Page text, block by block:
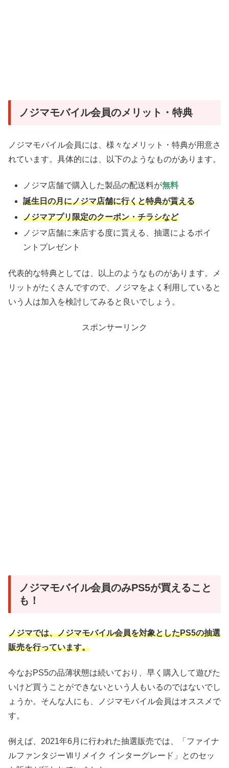
ノジマモバイル会員のメリット・特典
ノジマモバイル会員には、様々なメリット・特典が用意さ
れています。具体的には、以下のようなものがあります。
ノジマ店舗で購入した製品の配送料が無料
誕生日の月にノジマ店舗に行くと特典が貰える
ノジマアプリ限定のクーポン・チラシなど
ノジマ店舗に来店する度に貰える、抽選によるポイ
ントプレゼント
代表的な特典としては、以上のようなものがあります。メ
リットがたくさんですので、ノジマをよく利用していると
いう人は加入を検討してみると良いでしょう。
スポンサーリンク
ノジマモバイル会員のみPS5が買えること
も！
ノジマでは、ノジマモバイル会員を対象としたPS5の抽選
販売を行っています。
今なおPS5の品薄状態は続いており、早く購入して遊びた
いけど買うことができないという人もいるのではないでし
ょうか。そんな人にも、ノジマモバイル会員はオススメで
す。
例えば、2021年6月に行われた抽選販売では、「ファイナ
ルファンタジーⅦリメイク インターグレード」とのセッ